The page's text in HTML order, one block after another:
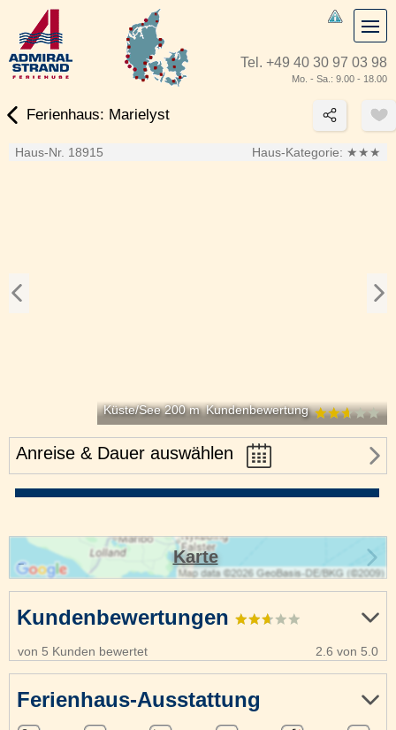
Tel. +49 40 30 97 03 98
Mo. - Sa.: 9.00 - 18.00
Ferienhaus: Marielyst
Haus-Nr. 18915 Haus-Kategorie: ★★★
Küste/See 200 m Kundenbewertung
Anreise & Dauer auswählen
Kundenbewertungen
von 5 Kunden bewertet 2.6 von 5.0
Ferienhaus-Ausstattung
Karte